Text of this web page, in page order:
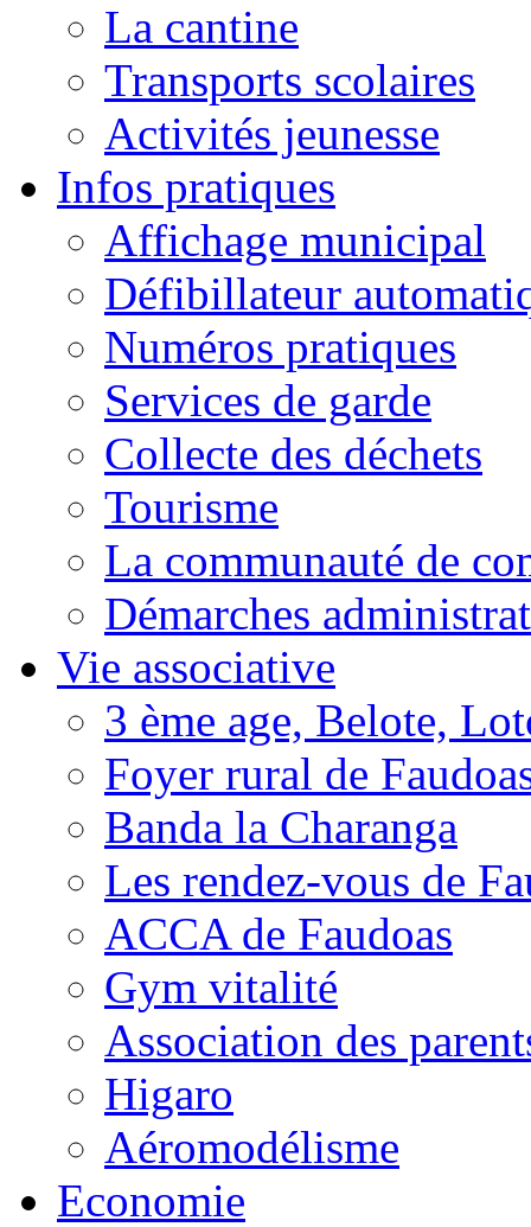
La cantine
Transports scolaires
Activités jeunesse
Infos pratiques
Affichage municipal
Défibillateur
Numéros pratiques
Services de garde
Collecte des déchets
Tourisme
La communauté de
Démarches
Vie associative
3 ème age, Belote,
Foyer rural de
Banda la Charanga
Les rendez-vous de
ACCA de Faudoas
Gym vitalité
Association des
Higaro
Aéromodélisme
Economie